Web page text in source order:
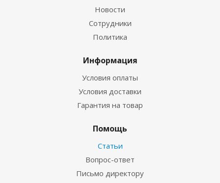
Новости
Сотрудники
Политика
Информация
Условия оплаты
Условия доставки
Гарантия на товар
Помощь
Статьи
Вопрос-ответ
Письмо директору